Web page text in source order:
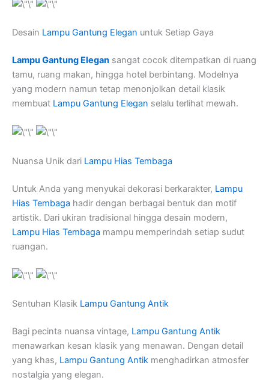
Desain Lampu Gantung Elegan untuk Setiap Gaya
Lampu Gantung Elegan sangat cocok ditempatkan di ruang
tamu, ruang makan, hingga hotel berbintang. Modelnya
yang modern namun tetap menonjolkan detail klasik
membuat Lampu Gantung Elegan selalu terlihat mewah.
Nuansa Unik dari Lampu Hias Tembaga
Untuk Anda yang menyukai dekorasi berkarakter, Lampu
Hias Tembaga hadir dengan berbagai bentuk dan motif
artistik. Dari ukiran tradisional hingga desain modern,
Lampu Hias Tembaga mampu memperindah setiap sudut
ruangan.
Sentuhan Klasik Lampu Gantung Antik
Bagi pecinta nuansa vintage, Lampu Gantung Antik
menawarkan kesan klasik yang menawan. Dengan detail
yang khas, Lampu Gantung Antik menghadirkan atmosfer
nostalgia yang elegan.